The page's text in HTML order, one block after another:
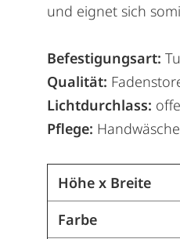
und eignet sich
Befestigungsart:
Qualität:
Lichtdurchlass:
Pflege:
Höhe x Breite
Farbe